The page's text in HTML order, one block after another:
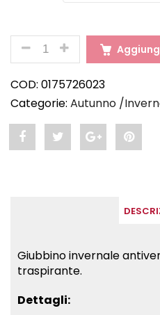
QUANTITÀ
COD: 0175726023
Categorie: Autunno /
Share
Nautica"
on
Post
invernale
Nautica"
Share
Giubbino
Pin
Giubbino invernale
traspirante.
Dettagli: